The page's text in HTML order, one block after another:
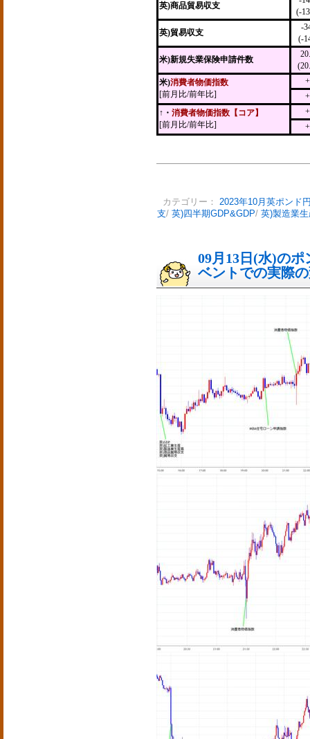
英)商品貿易収支
(-
英)貿易収支
-
(-
米)新規失業保険申請件数
米)消費者物価指数
[前月比/前年比]
↑・ 消費者物価指数【コア】
[前月比/前年比]
カテゴリー： 2023年10月英ポンド
支/ 英)四半期GDP&GDP/ 英)製造業
09月13日(水)の
ベントでの実際